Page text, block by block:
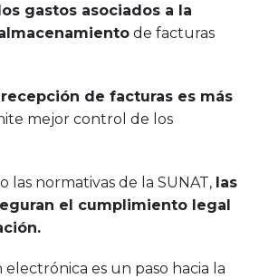
gastos asociados a la
de facturas
de facturas es más
mejor control de los
las normativas de la SUNAT, las
el cumplimiento legal
electrónica es un paso hacia la